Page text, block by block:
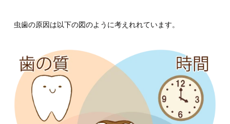
虫歯の原因は以下の図のように考えれれています。